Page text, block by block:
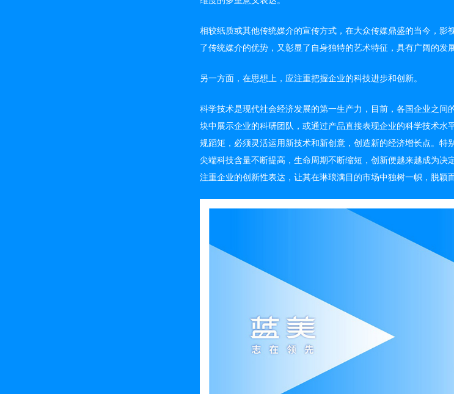
相较纸质或其他传统媒介的宣传方式，在大众传媒鼎盛的当今，
了传统媒介的优势，又彰显了自身独特的艺术特征，具有广阔的发
另一方面，在思想上，应注重把握企业的科技进步和创新。
科学技术是现代社会经济发展的第一生产力，目前，各国企业之
块中展示企业的科研团队，或通过产品直接表现企业的科学技术
规蹈矩，必须灵活运用新技术和新创意，创造新的经济增长点。
尖端科技含量不断提高，生命周期不断缩短，创新便越来越成为
注重企业的创新性表达，让其在琳琅满目的市场中独树一帜，脱颖